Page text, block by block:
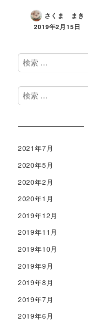
さくま まき
2019年2月15日
検
索
検
索
2021年7月
2020年5月
2020年2月
2020年1月
2019年12月
2019年11月
2019年10月
2019年9月
2019年8月
2019年7月
2019年6月